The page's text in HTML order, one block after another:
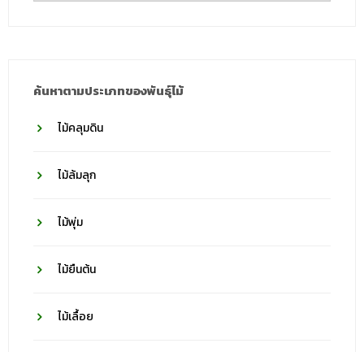
ค้นหาตามประเภทของพันธุ์ไม้
ไม้คลุมดิน
ไม้ล้มลุก
ไม้พุ่ม
ไม้ยืนต้น
ไม้เลื้อย